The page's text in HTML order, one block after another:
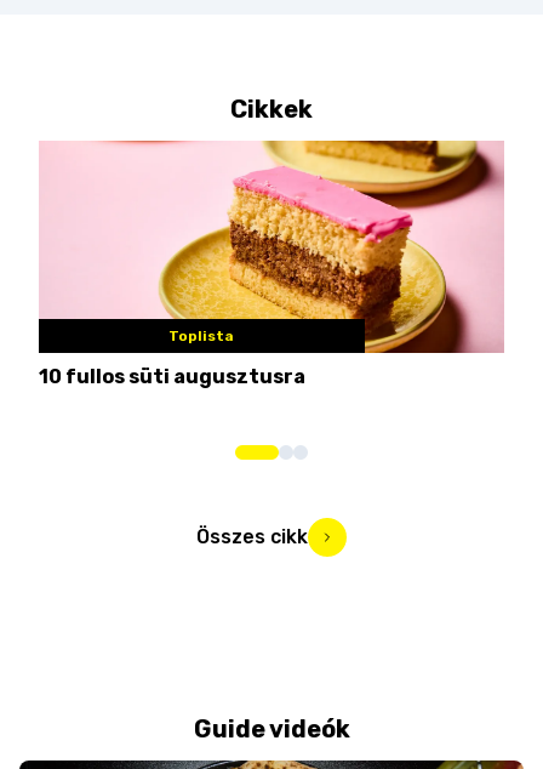
Cikkek
Toplista
10 fullos süti augusztusra
Összes cikk
Guide videók